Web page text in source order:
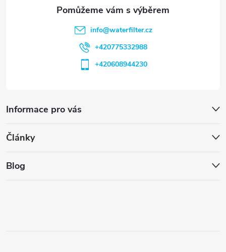
Informace pro vás
Články
Blog
info@waterfilter.cz
+420775332988
+420608944230